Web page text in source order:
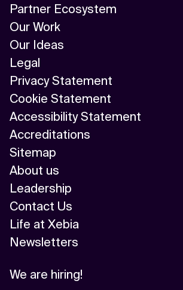
Partner Ecosystem
Our Work
Our Ideas
Legal
Privacy Statement
Cookie Statement
Accessibility Statement
Accreditations
Sitemap
About us
Leadership
Contact Us
Life at Xebia
Newsletters
We are hiring!